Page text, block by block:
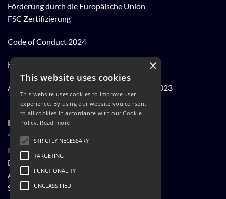
Förderung durch die Europäische Union
FSC Zertifizierung
Code of Conduct 2024
FSC® Kernarbeitsnormen 2023
Achtung der Arbeits und Menschenrechte 2023
INFORMATIONEN
Impressum
Datenschutzerklärung
AGB
Shop
This website uses cookies
This website uses cookies to improve user
experience. By using our website you consent
to all cookies in accordance with our Cookie
Policy. Read more
STRICTLY NECESSARY
TARGETING
FUNCTIONALITY
UNCLASSIFIED
×